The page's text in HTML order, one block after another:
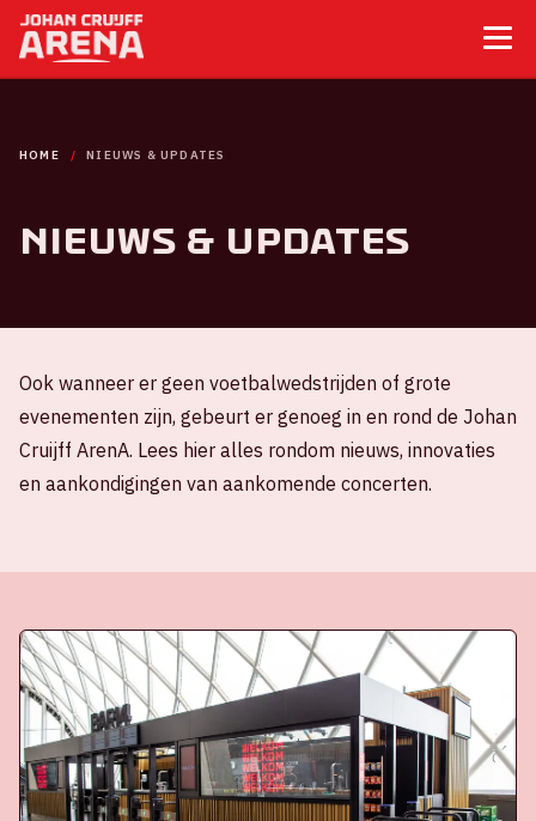
HOME NIEUWS & UPDATES
Nieuws & updates
Ook wanneer er geen voetbalwedstrijden of grote
evenementen zijn, gebeurt er genoeg in en rond de Johan
Cruijff ArenA. Lees hier alles rondom nieuws, innovaties
en aankondigingen van aankomende concerten.